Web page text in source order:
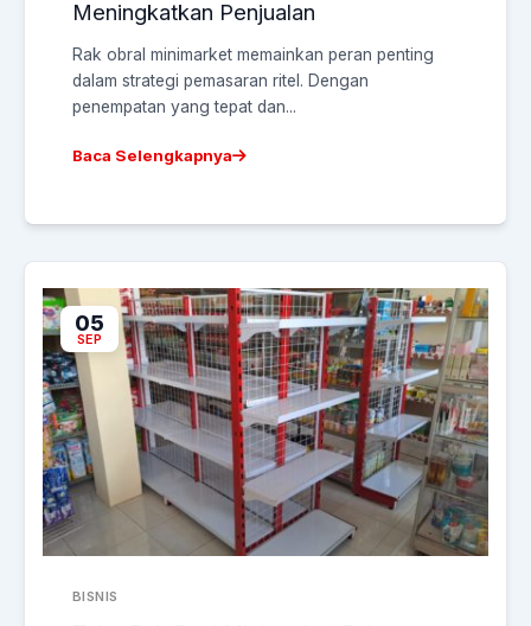
Meningkatkan Penjualan
Rak obral minimarket memainkan peran penting
dalam strategi pemasaran ritel. Dengan
penempatan yang tepat dan...
Baca Selengkapnya
05
SEP
BISNIS